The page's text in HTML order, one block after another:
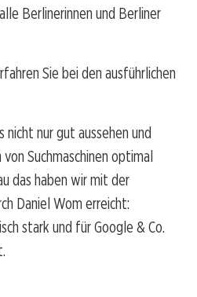
Berlinerinnen und Berliner
Sie bei den ausführlichen
nur gut aussehen und
Suchmaschinen optimal
das haben wir mit der
Daniel Wom erreicht:
stark und für Google & Co.